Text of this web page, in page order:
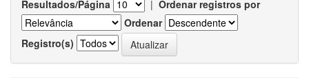
Resultados/Página | Ordenar registros por
Ordenar
Registro(s)